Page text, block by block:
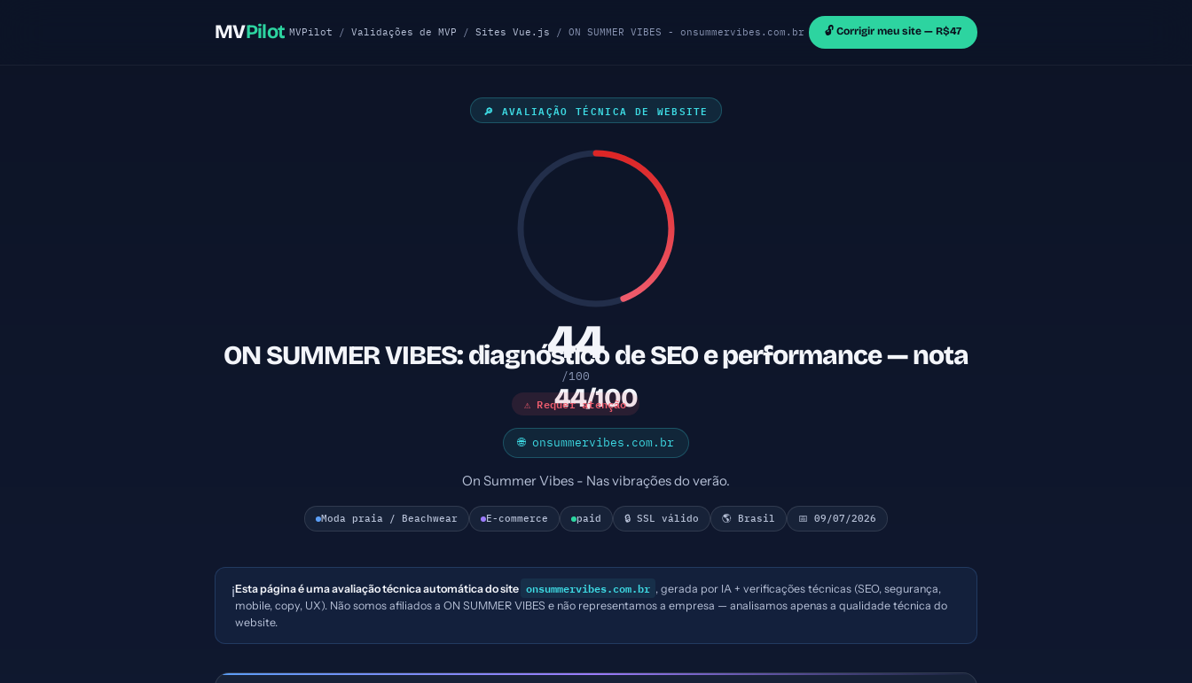
MVPilot MVPilot /Validações de MVP /Sites Vue.js / ON SUMMER VIBES - onsummervibes.com.br 🔓 Corrigir meu site — R$47
🔎 AVALIAÇÃO TÉCNICA DE WEBSITE
44
/100
⚠ Requer atenção
ON SUMMER VIBES: diagnóstico de SEO e performance — nota
44/100
🌐 onsummervibes.com.br
On Summer Vibes - Nas vibrações do verão.
Moda praia / Beachwear E-commerce paid 🔒 SSL válido 🌎 Brasil 📅 09/07/2026
ℹ️Esta página é uma avaliação técnica automática do site onsummervibes.com.br , gerada por IA + verificações técnicas (SEO, segurança,
mobile, copy, UX). Não somos afiliados a ON SUMMER VIBES e não representamos a empresa — analisamos apenas a qualidade técnica do
website.